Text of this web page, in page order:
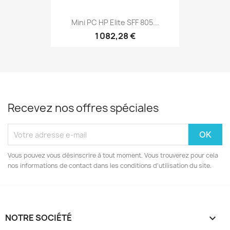
Mini PC HP Elite SFF 805...
1 082,28 €
Recevez nos offres spéciales
Vous pouvez vous désinscrire à tout moment. Vous trouverez pour cela
nos informations de contact dans les conditions d'utilisation du site.
NOTRE SOCIÉTÉ 